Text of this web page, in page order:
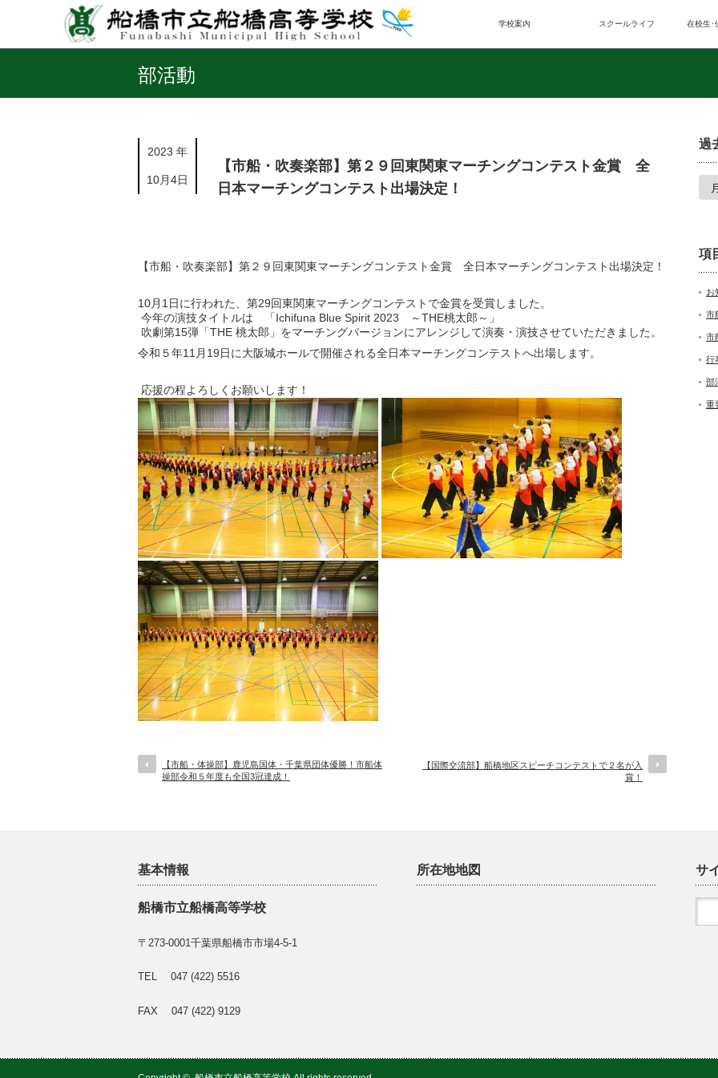
学校案内 スクールライフ 在校生･
部活動
2023 年
10月4日
【市船・吹奏楽部】第２９回東関東マーチングコンテスト金賞 全
日本マーチングコンテスト出場決定！
【市船・吹奏楽部】第２９回東関東マーチングコンテスト金賞 全日本マーチングコンテスト出場決定！
10月1日に行われた、第29回東関東マーチングコンテストで金賞を受賞しました。
今年の演技タイトルは 「Ichifuna Blue Spirit 2023 ～THE桃太郎～」
吹劇第15弾「THE 桃太郎」をマーチングバージョンにアレンジして演奏・演技させていただきました。
令和５年11月19日に大阪城ホールで開催される全日本マーチングコンテストへ出場します。
応援の程よろしくお願いします！
【市船・体操部】鹿児島国体・千葉県団体優勝！市船体
操部令和５年度も全国3冠達成！
【国際交流部】船橋地区スピーチコンテストで２名が入
賞！
過
項
お
市
市
行
部
重
基本情報
船橋市立船橋高等学校
〒273-0001千葉県船橋市市場4-5-1
TEL 047 (422) 5516
FAX 047 (422) 9129
所在地地図 サ